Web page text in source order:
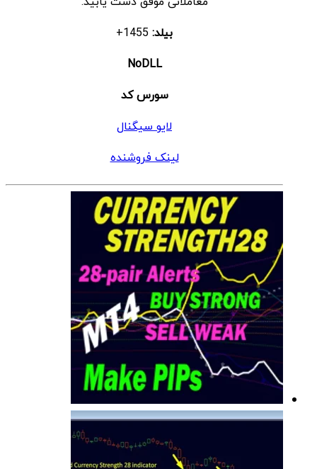
بیلد:
NoDLL
سورس کد
لایو سیگنال
لینک فروشنده